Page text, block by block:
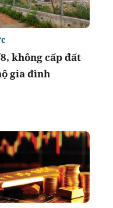
không cấp đất
gia đình